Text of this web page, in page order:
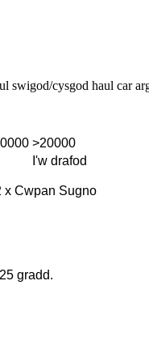
swigod/cysgod haul car
>20000
I'w drafod
x Cwpan Sugno
gradd.